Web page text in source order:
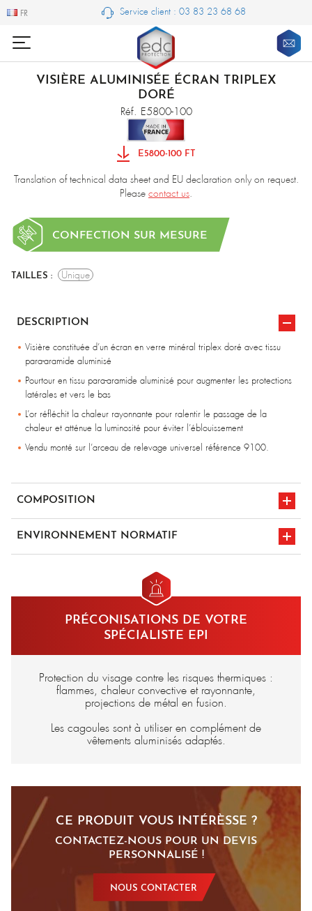
FR
FR Service client : 03 83 23 68 68
VISIÈRE ALUMINISÉE ÉCRAN TRIPLEX
DORÉ
Réf. E5800-100
E5800-100 FT
Translation of technical data sheet and EU declaration only on request.
Please contact us.
CONFECTION SUR MESURE
TAILLES : Unique
DESCRIPTION
Visière constituée d’un écran en verre minéral triplex doré avec tissu
para-aramide aluminisé
Pourtour en tissu para-aramide aluminisé pour augmenter les protections
latérales et vers le bas
L’or réfléchit la chaleur rayonnante pour ralentir le passage de la
chaleur et atténue la luminosité pour éviter l’éblouissement
Vendu monté sur l’arceau de relevage universel référence 9100.
COMPOSITION
Ecran en triplex
ENVIRONNEMENT NORMATIF
PRÉCONISATIONS DE VOTRE
SPÉCIALISTE EPI
Protection du visage contre les risques thermiques :
flammes, chaleur convective et rayonnante,
projections de métal en fusion.
Les cagoules sont à utiliser en complément de
vêtements aluminisés adaptés.
CE PRODUIT VOUS INTÉRÈSSE ?
CONTACTEZ-NOUS POUR UN DEVIS
PERSONNALISÉ !
NOUS CONTACTER